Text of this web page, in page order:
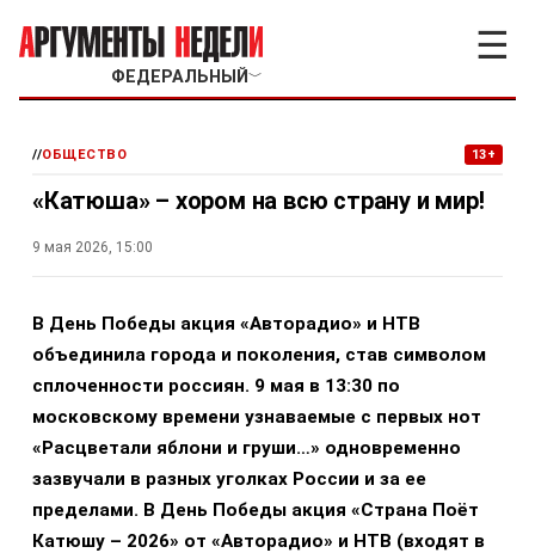
ФЕДЕРАЛЬНЫЙ ﹀
☰
//ОБЩЕСТВО 13+
«Катюша» – хором на всю страну и мир!
9 мая 2026, 15:00
В День Победы акция «Авторадио» и НТВ
объединила города и поколения, став символом
сплоченности россиян. 9 мая в 13:30 по
московскому времени узнаваемые с первых нот
«Расцветали яблони и груши…» одновременно
зазвучали в разных уголках России и за ее
пределами. В День Победы акция «Страна Поёт
Катюшу – 2026» от «Авторадио» и НТВ (входят в